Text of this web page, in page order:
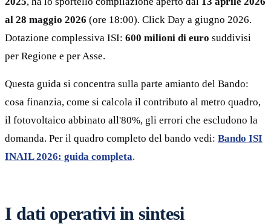
al 28 maggio 2026 (ore 18:00). Click Day a giugno 2026.
Dotazione complessiva ISI: 600 milioni di euro suddivisi
per Regione e per Asse.
Questa guida si concentra sulla parte amianto del Bando:
cosa finanzia, come si calcola il contributo al metro quadro,
il fotovoltaico abbinato all'80%, gli errori che escludono la
domanda. Per il quadro completo del bando vedi: Bando ISI
INAIL 2026: guida completa.
I dati operativi in sintesi